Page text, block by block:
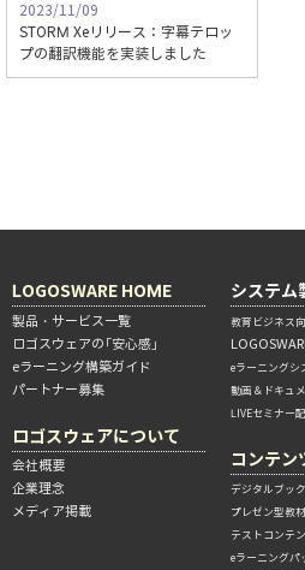
2023/11/09
STORM Xeリリース：字幕テロッ
プの翻訳機能を実装しました
LOGOSWARE HOME
製品・サービス一覧
ロゴスウェアの「安心感」
eラーニング構築ガイド
パートナー募集
ロゴスウェアについて
会社概要
企業理念
メディア掲載
システム
教育ビジネス
eラーニングシ
動画＆ドキュ
LIVEセミナー
コンテン
デジタルブッ
プレゼン型教
テストコンテ
eラーニングパ